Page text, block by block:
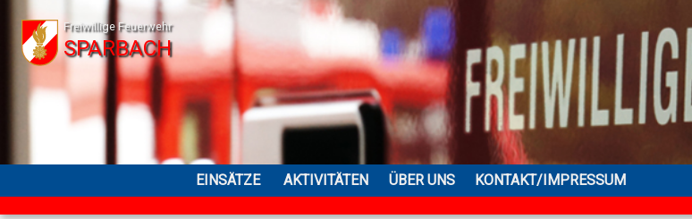
Freiwillige Feuerwehr
SPARBACH
EINSÄTZE AKTIVITÄTEN ÜBER UNS KONTAKT/IMPRESSUM